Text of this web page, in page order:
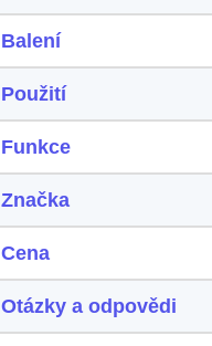
Balení
Použití
Funkce
Značka
Cena
Otázky a odpovědi